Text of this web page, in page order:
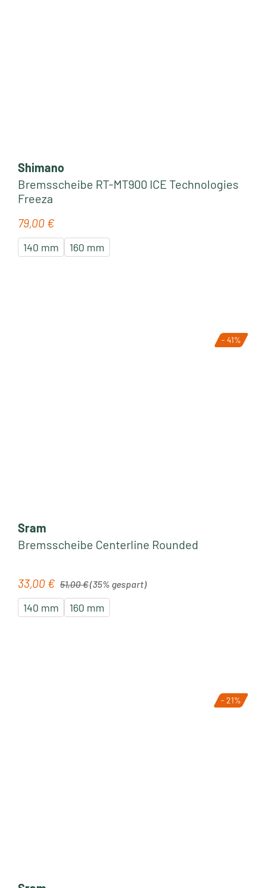
Shimano
Bremsscheibe RT-MT900 ICE Technologies
Freeza
Regulärer Preis:
79,00 €
140 mm 160 mm
- 41%
Sram
Bremsscheibe Centerline Rounded
Verkaufspreis:
33,00 € Regulärer Preis:
51,00 €(35% gespart)
140 mm 160 mm
- 21%